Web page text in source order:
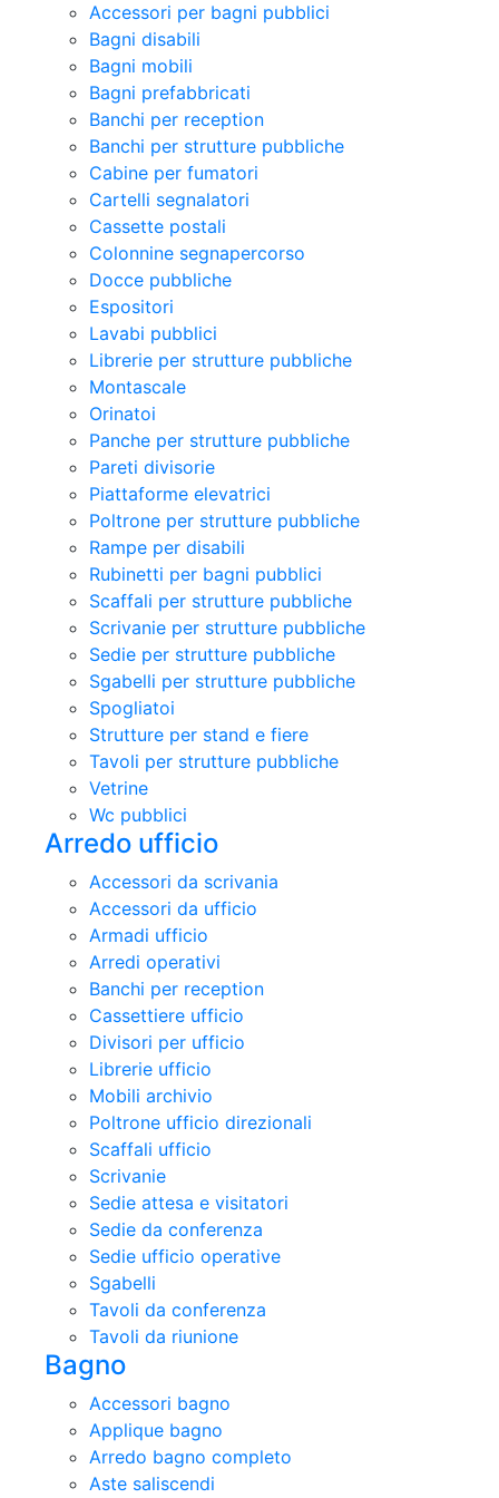
Accessori per bagni pubblici
Bagni disabili
Bagni mobili
Bagni prefabbricati
Banchi per reception
Banchi per strutture pubbliche
Cabine per fumatori
Cartelli segnalatori
Cassette postali
Colonnine segnapercorso
Docce pubbliche
Espositori
Lavabi pubblici
Librerie per strutture pubbliche
Montascale
Orinatoi
Panche per strutture pubbliche
Pareti divisorie
Piattaforme elevatrici
Poltrone per strutture pubbliche
Rampe per disabili
Rubinetti per bagni pubblici
Scaffali per strutture pubbliche
Scrivanie per strutture pubbliche
Sedie per strutture pubbliche
Sgabelli per strutture pubbliche
Spogliatoi
Strutture per stand e fiere
Tavoli per strutture pubbliche
Vetrine
Wc pubblici
Arredo ufficio
Accessori da scrivania
Accessori da ufficio
Armadi ufficio
Arredi operativi
Banchi per reception
Cassettiere ufficio
Divisori per ufficio
Librerie ufficio
Mobili archivio
Poltrone ufficio direzionali
Scaffali ufficio
Scrivanie
Sedie attesa e visitatori
Sedie da conferenza
Sedie ufficio operative
Sgabelli
Tavoli da conferenza
Tavoli da riunione
Bagno
Accessori bagno
Applique bagno
Arredo bagno completo
Aste saliscendi